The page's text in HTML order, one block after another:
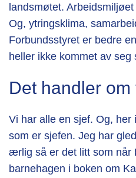
landsmøtet.
Og, ytringsklima,
Forbundsstyret er bedre
heller ikke kommet av seg
Det handler om
Vi har alle en sjef. Og,
som er sjefen. Jeg har
ærlig så er det litt som når
barnehagen i boken om